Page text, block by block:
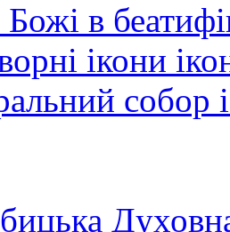
в
ікони
собор